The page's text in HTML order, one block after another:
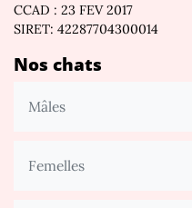
CCAD : 23 FEV 2017
SIRET: 42287704300014
Nos chats
Mâles
Femelles